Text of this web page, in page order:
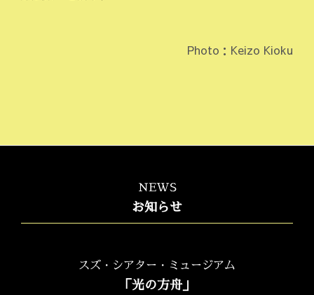
Photo：Keizo Kioku
NEWS
お知らせ
スズ・シアター・ミュージアム
「光の方舟」